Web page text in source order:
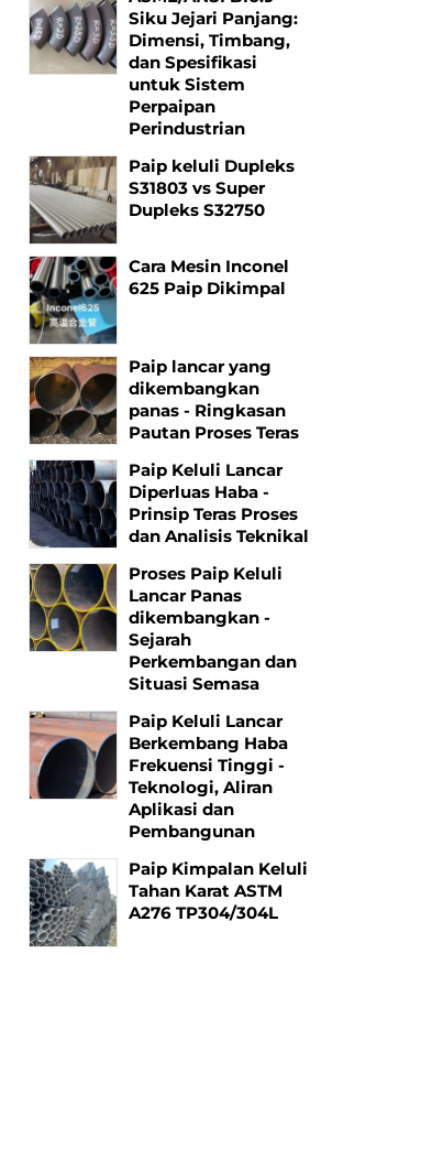
Siku Jejari Panjang:
Dimensi, Timbang,
dan Spesifikasi
untuk Sistem
Perpaipan
Perindustrian
Paip keluli Dupleks
S31803 vs Super
Dupleks S32750
Cara Mesin Inconel
625 Paip Dikimpal
Paip lancar yang
dikembangkan
panas - Ringkasan
Pautan Proses Teras
Paip Keluli Lancar
Diperluas Haba -
Prinsip Teras Proses
dan Analisis Teknikal
Proses Paip Keluli
Lancar Panas
dikembangkan -
Sejarah
Perkembangan dan
Situasi Semasa
Paip Keluli Lancar
Berkembang Haba
Frekuensi Tinggi -
Teknologi, Aliran
Aplikasi dan
Pembangunan
Paip Kimpalan Keluli
Tahan Karat ASTM
A276 TP304/304L